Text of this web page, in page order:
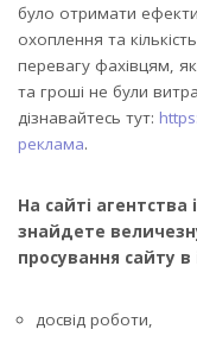
було отримати
охоплення та
перевагу фахівцям,
та гроші не були
дізнавайтесь тут:
реклама.
На сайті
знайдете
просування сайту в
досвід роботи,